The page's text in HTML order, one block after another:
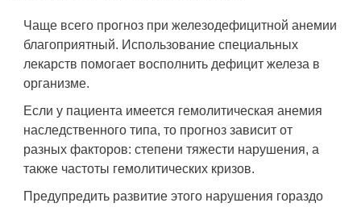
Чаще всего прогноз при железодефицитной анемии
благоприятный. Использование специальных
лекарств помогает восполнить дефицит железа в
организме.
Если у пациента имеется гемолитическая анемия
наследственного типа, то прогноз зависит от
разных факторов: степени тяжести нарушения, а
также частоты гемолитических кризов.
Предупредить развитие этого нарушения гораздо